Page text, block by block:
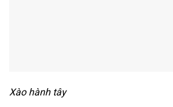
Xào hành tây